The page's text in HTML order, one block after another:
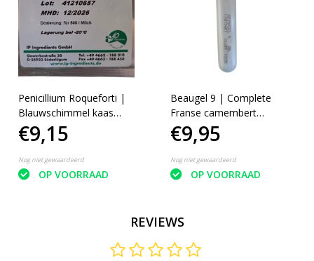
Penicillium Roqueforti |
Blauwschimmel kaas
maken
€9,15
Nog niet gewaardeerd
OP VOORRAAD
Beaugel 9 | Complete
Franse camembert
cultuur
€9,95
Nog niet gewaardeerd
OP VOORRAAD
REVIEWS